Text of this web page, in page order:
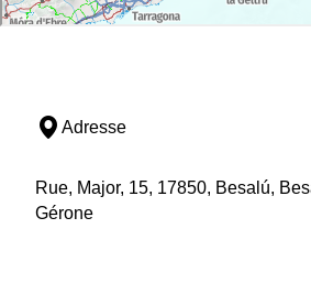
Adresse
Rue, Major, 15, 17850, Besalú,
Gérone